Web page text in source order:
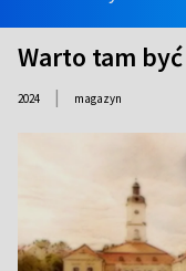
Warto tam być
2024 | magazyn